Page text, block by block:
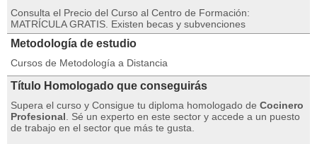
Consulta el Precio del Curso al Centro de Formación:
MATRÍCULA GRATIS. Existen becas y subvenciones
Metodología de estudio
Cursos de Metodología a Distancia
Título Homologado que conseguirás
Supera el curso y Consigue tu diploma homologado de Cocinero
Profesional . Sé un experto en este sector y accede a un puesto
de trabajo en el sector que más te gusta.